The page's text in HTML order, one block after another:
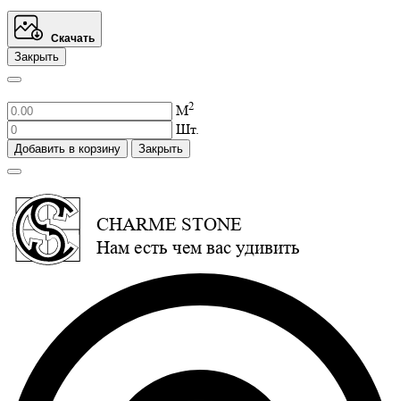
Скачать
Закрыть
М2
Шт.
Добавить в корзину Закрыть
CHARME STONE
Нам есть чем вас удивить